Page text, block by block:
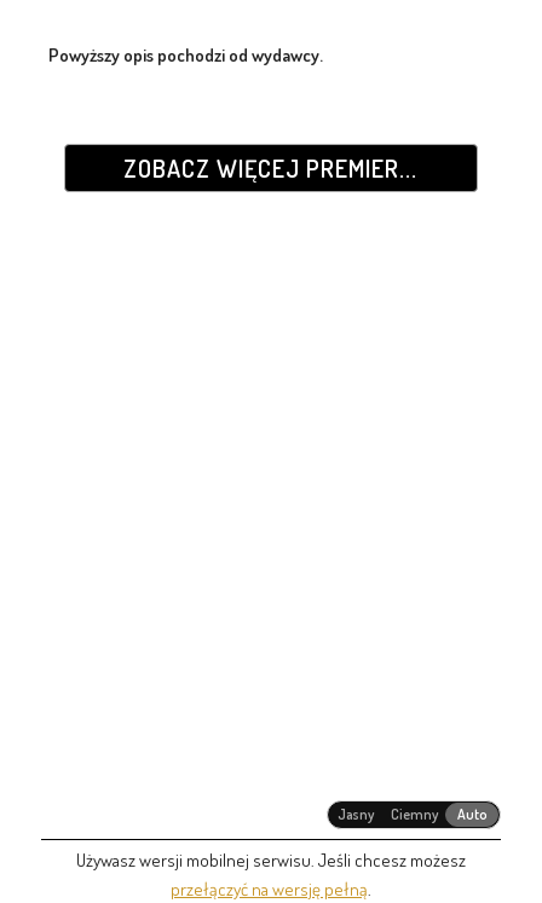
Powyższy opis pochodzi od wydawcy.
ZOBACZ WIĘCEJ PREMIER...
Jasny Ciemny Auto
Używasz wersji mobilnej serwisu. Jeśli chcesz możesz
przełączyć na wersję pełną